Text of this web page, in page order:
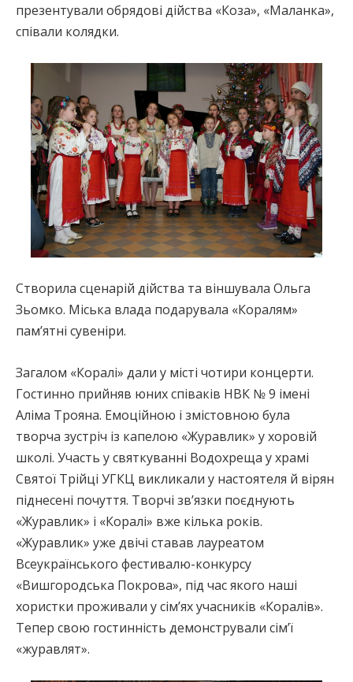
презентували обрядові дійства «Коза», «Маланка»,
співали колядки.
Створила сценарій дійства та віншувала Ольга
Зьомко. Міська влада подарувала «Коралям»
пам’ятні сувеніри.
Загалом «Коралі» дали у місті чотири концерти.
Гостинно прийняв юних співаків НВК № 9 імені
Аліма Трояна. Емоційною і змістовною була
творча зустріч із капелою «Журавлик» у хоровій
школі. Участь у святкуванні Водохреща у храмі
Святої Трійці УГКЦ викликали у настоятеля й вірян
піднесені почуття. Творчі зв’язки поєднують
«Журавлик» і «Коралі» вже кілька років.
«Журавлик» уже двічі ставав лауреатом
Всеукраїнського фестивалю-конкурсу
«Вишгородська Покрова», під час якого наші
хористки проживали у сім’ях учасників «Коралів».
Тепер свою гостинність демонстрували сім’ї
«журавлят».